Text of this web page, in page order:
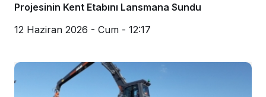
Projesinin Kent Etabını Lansmana Sundu
12 Haziran 2026 - Cum - 12:17